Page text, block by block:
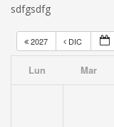
sdfgsdfg
2027 DIC
Lun Mar